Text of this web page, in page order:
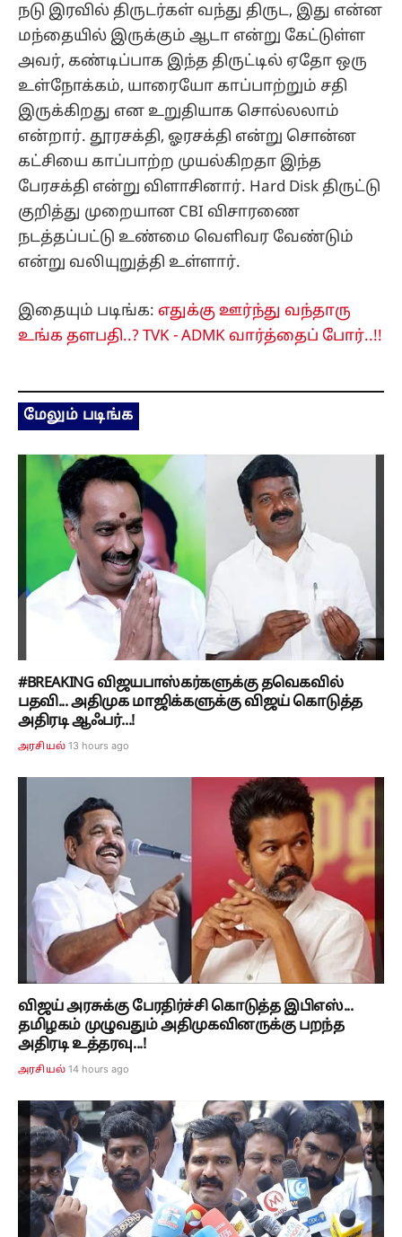
நடு இரவில் திருடர்கள் வந்து திருட, இது என்ன
மந்தையில் இருக்கும் ஆடா என்று கேட்டுள்ள
அவர், கண்டிப்பாக இந்த திருட்டில் ஏதோ ஒரு
உள்நோக்கம், யாரையோ காப்பாற்றும் சதி
இருக்கிறது என உறுதியாக சொல்லலாம்
என்றார். தூரசக்தி, ஓரசக்தி என்று சொன்ன
கட்சியை காப்பாற்ற முயல்கிறதா இந்த
பேரசக்தி என்று விளாசினார். Hard Disk திருட்டு
குறித்து முறையான CBI விசாரணை
நடத்தப்பட்டு உண்மை வெளிவர வேண்டும்
என்று வலியுறுத்தி உள்ளார்.
இதையும் படிங்க: எதுக்கு ஊர்ந்து வந்தாரு
உங்க தளபதி..? TVK - ADMK வார்த்தைப் போர்..!!
மேலும் படிங்க
#BREAKING விஜயபாஸ்கர்களுக்கு தவெகவில்
பதவி... அதிமுக மாஜிக்களுக்கு விஜய் கொடுத்த
அதிரடி ஆஃபர்...!
அரசியல் 13 hours ago
விஜய் அரசுக்கு பேரதிர்ச்சி கொடுத்த இபிஎஸ்...
தமிழகம் முழுவதும் அதிமுகவினருக்கு பறந்த
அதிரடி உத்தரவு...!
அரசியல் 14 hours ago